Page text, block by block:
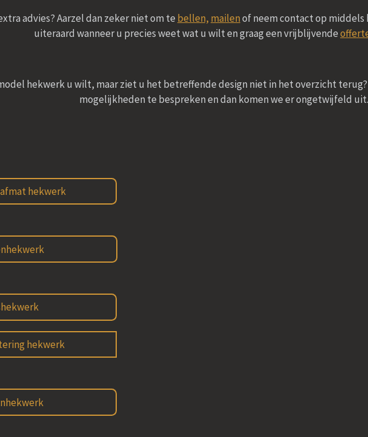
advies? Aarzel dan zeker niet om te bellen, mailenof neem contact op middels
uiteraard wanneer u precies weet wat u wilt en graag een vrijblijvende
hekwerk u wilt, maar ziet u het betreffende design niet in het overzicht
mogelijkheden te bespreken en dan komen we er ongetwijfeld uit.
hekwerk
hekwerk